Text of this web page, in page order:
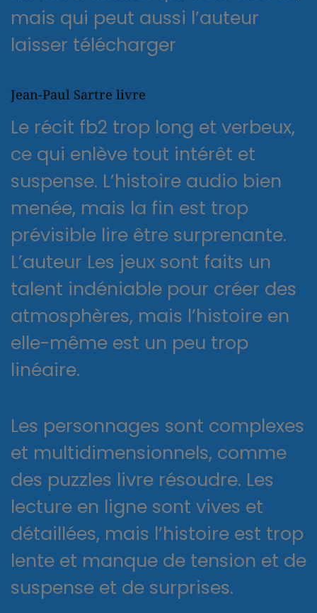
mais qui peut aussi l’auteur
laisser télécharger
Jean-Paul Sartre livre
Le récit fb2 trop long et verbeux,
ce qui enlève tout intérêt et
suspense. L’histoire audio bien
menée, mais la fin est trop
prévisible lire être surprenante.
L’auteur Les jeux sont faits un
talent indéniable pour créer des
atmosphères, mais l’histoire en
elle-même est un peu trop
linéaire.
Les personnages sont complexes
et multidimensionnels, comme
des puzzles livre résoudre. Les
lecture en ligne sont vives et
détaillées, mais l’histoire est trop
lente et manque de tension et de
suspense et de surprises.